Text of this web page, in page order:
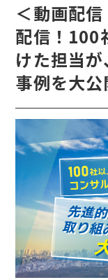
＜動画配
配信！100
けた担当
事例を大公